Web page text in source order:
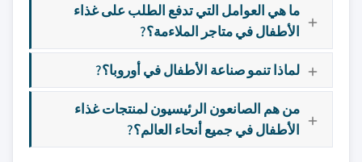
ما هي العوامل التي تدفع الطلب على غذاء
الأطفال في متاجر الملاءمة؟?
لماذا تنمو صناعة الأطفال في أوروبا؟?
من هم الصانعون الرئيسيون لمنتجات غذاء
الأطفال في جميع أنحاء العالم؟?